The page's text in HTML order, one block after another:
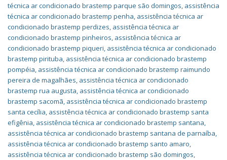
técnica ar condicionado brastemp parque são domingos, assistência
técnica ar condicionado brastemp penha, assistência técnica ar
condicionado brastemp perdizes, assistência técnica ar
condicionado brastemp pinheiros, assistência técnica ar
condicionado brastemp piqueri, assistência técnica ar condicionado
brastemp pirituba, assistência técnica ar condicionado brastemp
pompéia, assistência técnica ar condicionado brastemp raimundo
pereira de magalhães, assistência técnica ar condicionado
brastemp rua augusta, assistência técnica ar condicionado
brastemp sacomã, assistência técnica ar condicionado brastemp
santa cecília, assistência técnica ar condicionado brastemp santa
efigênia, assistência técnica ar condicionado brastemp santana,
assistência técnica ar condicionado brastemp santana de parnaíba,
assistência técnica ar condicionado brastemp santo amaro,
assistência técnica ar condicionado brastemp são domingos,